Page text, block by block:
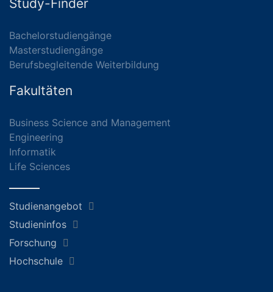
Study-Finder
Bachelorstudiengänge
Masterstudiengänge
Berufsbegleitende Weiterbildung
Fakultäten
Business Science and Management
Engineering
Informatik
Life Sciences
Studienangebot
Studieninfos
Forschung
Hochschule